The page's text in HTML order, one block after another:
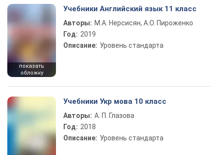
показать
обложку
Учебники Английский язык 11 класс
Авторы: М.А. Нерсисян, А.О. Пироженко
Год: 2019
Описание: Уровень стандарта
Учебники Укр мова 10 класс
Авторы: А. П. Глазова
Год: 2018
Описание: Уровень стандарта